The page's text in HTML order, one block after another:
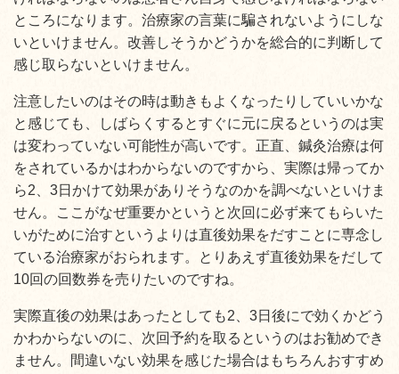
ところになります。治療家の言葉に騙されないようにしな
いといけません。改善しそうかどうかを総合的に判断して
感じ取らないといけません。
注意したいのはその時は動きもよくなったりしていいかな
と感じても、しばらくするとすぐに元に戻るというのは実
は変わっていない可能性が高いです。正直、鍼灸治療は何
をされているかはわからないのですから、実際は帰ってか
ら2、3日かけて効果がありそうなのかを調べないといけま
せん。ここがなぜ重要かというと次回に必ず来てもらいた
いがために治すというよりは直後効果をだすことに専念し
ている治療家がおられます。とりあえず直後効果をだして
10回の回数券を売りたいのですね。
実際直後の効果はあったとしても2、3日後にで効くかどう
かわからないのに、次回予約を取るというのはお勧めでき
ません。間違いない効果を感じた場合はもちろんおすすめ